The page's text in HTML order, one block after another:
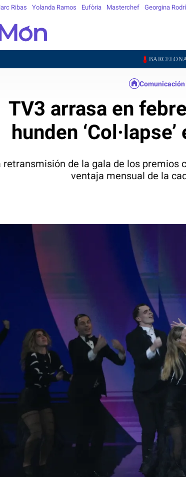
Ribas Yolanda Ramos Eufòria Masterchef Georgina
BARCELONA28,4°GIRONA
Comunicación
TV3 arrasa en
hunden
retransmisión de la gala de los premios
ventaja mensual de la